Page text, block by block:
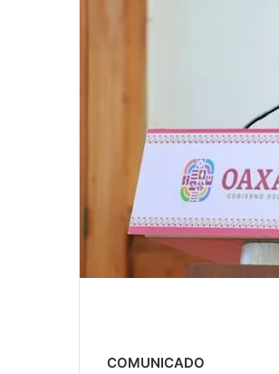
COMUNICADO